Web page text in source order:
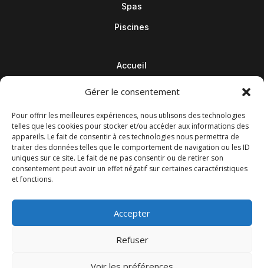
Gérer le consentement
Pour offrir les meilleures expériences, nous utilisons des technologies
telles que les cookies pour stocker et/ou accéder aux informations des
appareils. Le fait de consentir à ces technologies nous permettra de
traiter des données telles que le comportement de navigation ou les ID
uniques sur ce site. Le fait de ne pas consentir ou de retirer son
consentement peut avoir un effet négatif sur certaines caractéristiques
et fonctions.
Accepter
Refuser
Spas
Piscines
Accueil
© M Development 2026– Mentions légales